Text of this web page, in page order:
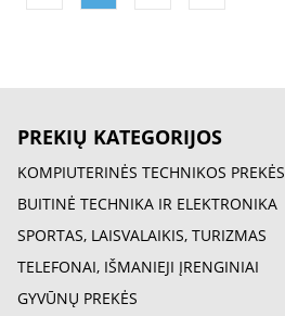
PREKIŲ KATEGORIJOS
KOMPIUTERINĖS TECHNIKOS PREKĖS
BUITINĖ TECHNIKA IR ELEKTRONIKA
SPORTAS, LAISVALAIKIS, TURIZMAS
TELEFONAI, IŠMANIEJI ĮRENGINIAI
GYVŪNŲ PREKĖS